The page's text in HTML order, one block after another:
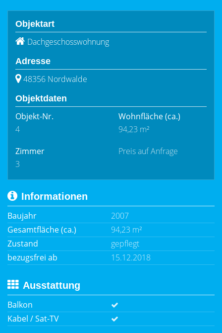
Objektart
Dachgeschosswohnung
Adresse
48356 Nordwalde
Objektdaten
Objekt-Nr.
4
Wohnfläche(ca.)
94,23 m²
Zimmer
3
Preis auf Anfrage
Informationen
Baujahr
2007
Gesamtfläche (ca.)
94,23 m²
Zustand
gepflegt
bezugsfrei ab
15.12.2018
Ausstattung
Balkon
Kabel / Sat-TV